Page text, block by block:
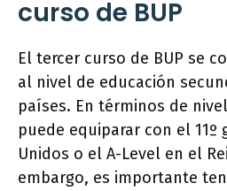
curso de BUP
El tercer curso de BUP se
al nivel de educación
países. En términos de
puede equiparar con el 11º
Unidos o el A-Level en el
embargo, es importante